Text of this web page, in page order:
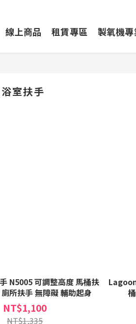
線上商品 租賃專區 製氧機
室扶手
N5005 可調整高度 馬桶扶
所扶手 無障礙 輔助起身
NT$1,100
NT$1,335